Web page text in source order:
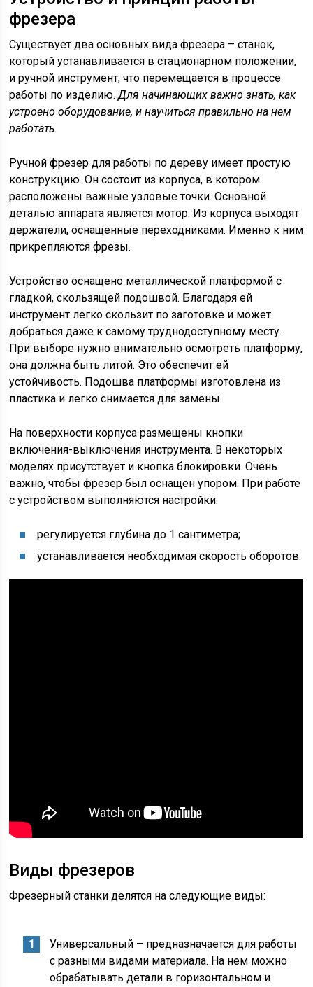
фрезера
Существует два основных вида фрезера – станок,
который устанавливается в стационарном положении,
и ручной инструмент, что перемещается в процессе
работы по изделию.Для начинающих важно знать, как
устроено оборудование, и научиться правильно на нем
работать.
Ручной фрезер для работы по дереву имеет простую
конструкцию. Он состоит из корпуса, в котором
расположены важные узловые точки. Основной
деталью аппарата является мотор. Из корпуса выходят
держатели, оснащенные переходниками. Именно к ним
прикрепляются фрезы.
Устройство оснащено металлической платформой с
гладкой, скользящей подошвой. Благодаря ей
инструмент легко скользит по заготовке и может
добраться даже к самому труднодоступному месту.
При выборе нужно внимательно осмотреть платформу,
она должна быть литой. Это обеспечит ей
устойчивость. Подошва платформы изготовлена из
пластика и легко снимается для замены.
На поверхности корпуса размещены кнопки
включения-выключения инструмента. В некоторых
моделях присутствует и кнопка блокировки. Очень
важно, чтобы фрезер был оснащен упором. При работе
с устройством выполняются настройки:
регулируется глубина до 1 сантиметра;
устанавливается необходимая скорость оборотов.
Виды фрезеров
Фрезерный станки делятся на следующие виды:
Универсальный – предназначается для работы
с разными видами материала. На нем можно
обрабатывать детали в горизонтальном и